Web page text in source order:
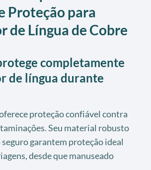
Proteção para
de Língua de Cobre
completamente
de língua durante
proteção confiável contra
Seu material robusto
garantem proteção ideal
desde que manuseado